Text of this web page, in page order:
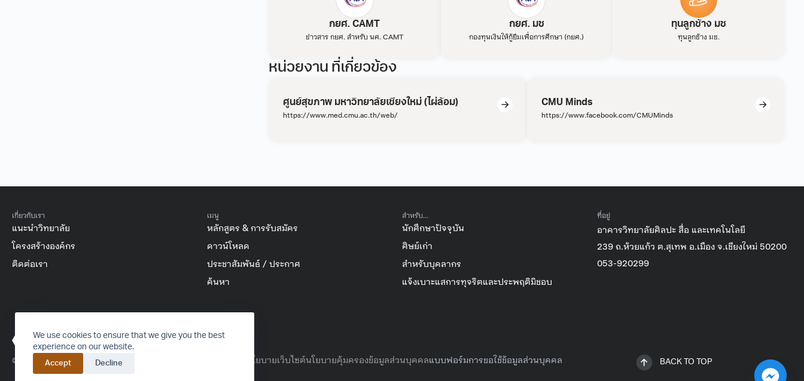
We use cookies to ensure that we give you the best
experience on our website.
Accept Decline
กยศ. CAMT
ข่าวสาร กยศ. สำหรับ นศ. CAMT
กยศ. มช
กองทุนเงินให้กู้ยืมเพื่อการศึกษา (กยศ.)
ทุนลูกช้าง มช
ทุนลูกช้าง มช.
หน่วยงาน ที่เกี่ยวข้อง
ศูนย์สุขภาพ มหาวิทยาลัยเชียงใหม่ (ไผ่ล้อม)
https://www.med.cmu.ac.th/web/
CMU Minds
https://www.facebook.com/CMUMinds
เกี่ยวกับเรา
แนะนำวิทยาลัย
โครงสร้างองค์กร
ติดต่อเรา
เมนู
หลักสูตร & การรับสมัคร
ดาวน์โหลด
ประชาสัมพันธ์ / ประกาศ
ค้นหา
สำหรับ...
นักศึกษาปัจจุบัน
ศิษย์เก่า
สำหรับบุคลากร
แจ้งเบาะแสการทุจริตและประพฤติมิชอบ
ที่อยู่
อาคารวิทยาลัยศิลปะ สื่อ และเทคโนโลยี
239 ถ.ห้วยแก้ว ต.สุเทพ อ.เมือง จ.เชียงใหม่ 50200
053-920299
FACEBOOKINSTAGRAMYOUTUBETIKTOK
© 2016-2024 College of Arts, Media and Technology – All rights reserved. นโยบายเว็บไซต์นโยบายคุ้มครองข้อมูลส่วนบุคคลแบบฟอร์มการขอใช้ข้อมูลส่วนบุคคล BACK TO TOP